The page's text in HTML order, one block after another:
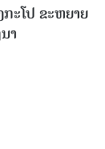
ະໂປ ຂະຫຍາຍ
າ